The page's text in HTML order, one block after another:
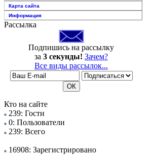
Карта сайта
Информация
Рассылка
Подпишись на рассылку
за 3 секунды! Зачем?
Все виды рассылок...
Кто на сайте
239: Гости
0: Пользователи
239: Всего
16908: Зарегистрировано